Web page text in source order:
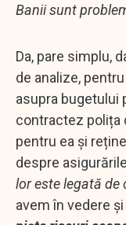
Banii sunt
Da, pare simplu,
de analize,
asupra bugetului
contractez polița
pentru ea și
despre
lor este legată de
avem în vedere